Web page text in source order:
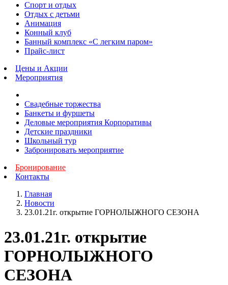
Спорт и отдых
Отдых с детьми
Анимация
Конный клуб
Банный комплекс «С легким паром»
Прайс-лист
Цены и Акции
Мероприятия
Свадебные торжества
Банкеты и фуршеты
Деловые мероприятия Корпоративы
Детские праздники
Школьный тур
Забронировать мероприятие
Бронирование
Контакты
Главная
Новости
23.01.21г. открытие ГОРНОЛЫЖНОГО СЕЗОНА
23.01.21г. открытие
ГОРНОЛЫЖНОГО
СЕЗОНА